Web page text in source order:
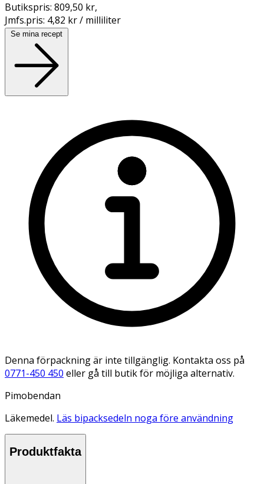
Butikspris: 809,50 kr,
Jmfs.pris: 4,82 kr / milliliter
Se mina recept
Denna förpackning är inte tillgänglig. Kontakta oss på
0771-450 450 eller gå till butik för möjliga alternativ.
Pimobendan
Läkemedel. Läs bipacksedeln noga före användning
Produktfakta